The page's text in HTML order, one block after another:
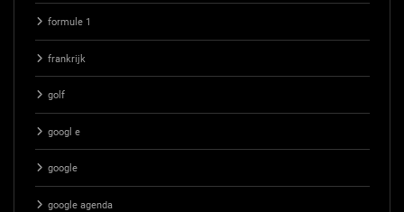
formule 1
frankrijk
golf
googl e
google
google agenda